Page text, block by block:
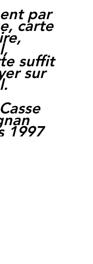
par
carte
suffit
sur
1997